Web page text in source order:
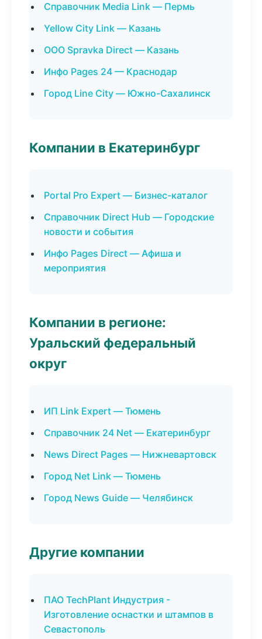
Справочник Media Link — Пермь
Yellow City Link — Казань
ООО Spravka Direct — Казань
Инфо Pages 24 — Краснодар
Город Line City — Южно-Сахалинск
Компании в Екатеринбург
Portal Pro Expert — Бизнес-каталог
Справочник Direct Hub — Городские
новости и события
Инфо Pages Direct — Афиша и
мероприятия
Компании в регионе:
Уральский федеральный
округ
ИП Link Expert — Тюмень
Справочник 24 Net — Екатеринбург
News Direct Pages — Нижневартовск
Город Net Link — Тюмень
Город News Guide — Челябинск
Другие компании
ПАО TechPlant Индустрия -
Изготовление оснастки и штампов в
Севастополь